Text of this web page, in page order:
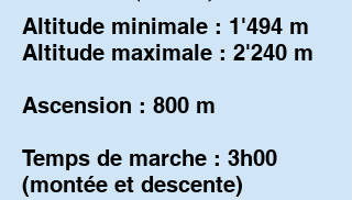
Altitude minimale : 1'494 m
Altitude maximale : 2'240 m
Ascension : 800 m
Temps de marche : 3h00
(montée et descente)